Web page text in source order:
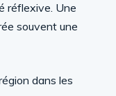
réflexive. Une
souvent une
dans les